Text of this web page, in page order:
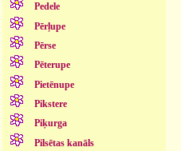
Pedele
Pērļupe
Pērse
Pēterupe
Pietēnupe
Pikstere
Piķurga
Pilsētas kanāls